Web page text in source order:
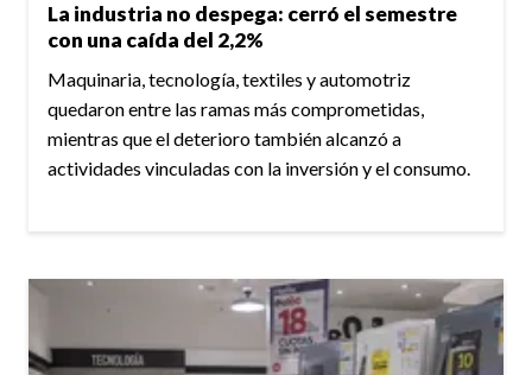
La industria no despega: cerró el semestre
con una caída del 2,2%
Maquinaria, tecnología, textiles y automotriz
quedaron entre las ramas más comprometidas,
mientras que el deterioro también alcanzó a
actividades vinculadas con la inversión y el consumo.